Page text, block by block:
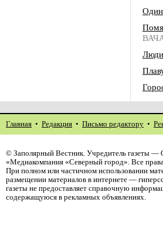
Один
Главная • Редакция • Письмо редактору •
© Заполярный Вестник. Учредитель газеты
«Медиакомпания «Северный город». Все
При полном или частичном использовании
размещении материалов в интернете —
газеты не предоставляет справочную
содержащуюся в рекламных объявлениях.